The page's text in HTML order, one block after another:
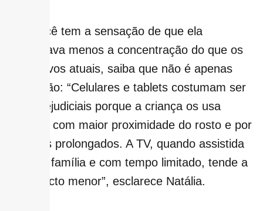
E se você tem a sensação de que ela
prejudicava menos a concentração do que os
dispositivos atuais, saiba que não é apenas
impressão: “Celulares e tablets costumam ser
mais prejudiciais porque a criança os usa
sozinha, com maior proximidade do rosto e por
períodos prolongados. A TV, quando assistida
junto da família e com tempo limitado, tende a
ter impacto menor”, esclarece Natália.